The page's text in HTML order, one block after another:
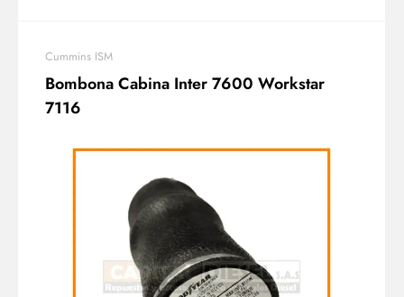
Cummins ISM
Bombona Cabina Inter 7600 Workstar
7116